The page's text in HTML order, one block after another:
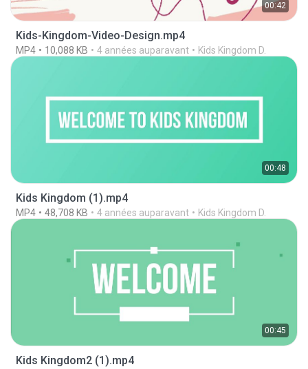
00:42
Kids-Kingdom-Video-Design.mp4
MP4 10,088 KB 4 années auparavant Kids Kingdom D.
00:48
Kids Kingdom (1).mp4
MP4 48,708 KB 4 années auparavant Kids Kingdom D.
00:45
Kids Kingdom2 (1).mp4